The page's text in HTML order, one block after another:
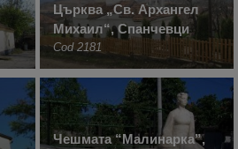
Църква „Св. Архангел
Михаил“, Спанчевци
Cod 2181
Чешмата “Малинарка”,